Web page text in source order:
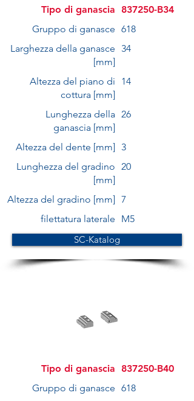
Tipo di ganascia
837250-B34
Gruppo di ganasce 618
Larghezza della ganasce
[mm]
34
Altezza del piano di
cottura [mm]
14
Lunghezza della
ganascia [mm]
26
Altezza del dente [mm] 3
Lunghezza del gradino
[mm]
20
Altezza del gradino [mm] 7
filettatura laterale
M5
SC-Katalog
Tipo di ganascia
837250-B40
Gruppo di ganasce 618